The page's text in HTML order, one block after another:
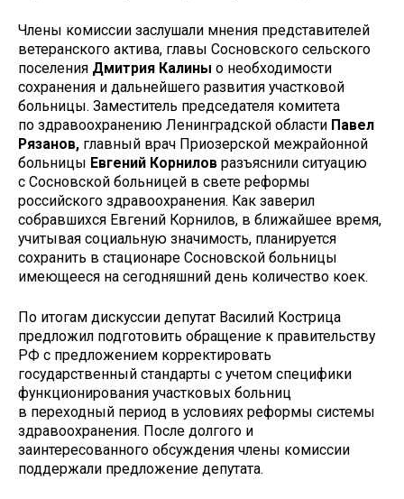
Члены комиссии заслушали мнения представителей
ветеранского актива, главы Сосновского сельского
поселения Дмитрия Калины о необходимости
сохранения и дальнейшего развития участковой
больницы. Заместитель председателя комитета
по здравоохранению Ленинградской области Павел
Рязанов, главный врач Приозерской межрайонной
больницы Евгений Корнилов разъяснили ситуацию
с Сосновской больницей в свете реформы
российского здравоохранения. Как заверил
собравшихся Евгений Корнилов, в ближайшее время,
учитывая социальную значимость, планируется
сохранить в стационаре Сосновской больницы
имеющееся на сегодняшний день количество коек.
По итогам дискуссии депутат Василий Кострица
предложил подготовить обращение к правительству
РФ с предложением корректировать
государственный стандарты с учетом специфики
функционирования участковых больниц
в переходный период в условиях реформы системы
здравоохранения. После долгого и
заинтересованного обсуждения члены комиссии
поддержали предложение депутата.